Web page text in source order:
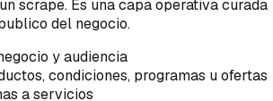
scrape. Es una capa operativa curada
del negocio.
y audiencia
condiciones, programas u ofertas
a servicios